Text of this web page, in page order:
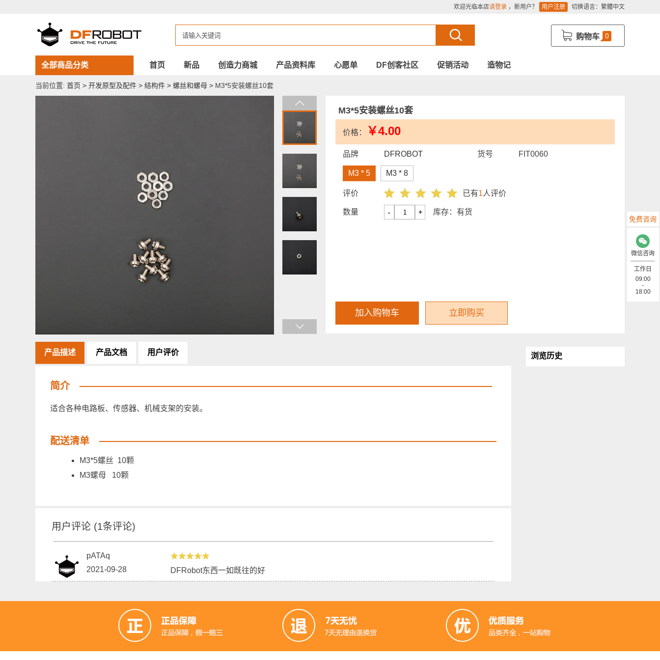
欢迎光临本店请登录 ，新用户？ 用户注册 切换语言： 繁體中文
购物车 0
全部商品分类 首页 新品 创造力商城 产品资料库 心愿单 DF创客社区 促销活动 造物记
当前位置: 首页 > 开发原型及配件 > 结构件 > 螺丝和螺母 > M3*5安装螺丝10套
M3*5安装螺丝10套
价格： ￥4.00
品牌 DFROBOT 货号 FIT0060
M3 * 5 M3 * 8
评价 已有1人评价
数量 - + 库存： 有货
加入购物车 立即购买
产品描述 产品文档 用户评价
简介
适合各种电路板、传感器、机械支架的安装。
配送清单
M3*5螺丝 10颗
M3螺母 10颗
用户评论 (1条评论)
pATAq
2021-09-28
DFRobot东西一如既往的好
浏览历史
免费咨询
微信咨询
工作日
09:00
-
18:00